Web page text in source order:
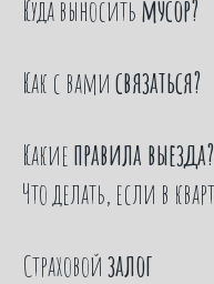
Куда выноситьмусор?
Как с вамисвязаться?
Какиеправила выезда?
Что делать, если в
Страховойзалог